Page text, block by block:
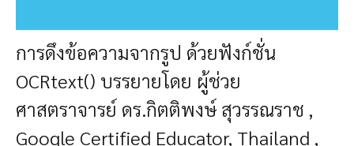
การดึงข้อความจากรูป ด้วยฟังก์ชั่น
OCRtext() บรรยายโดย ผู้ช่วย
ศาสตราจารย์ ดร.กิตติพงษ์ สุวรรณราช ,
Google Certified Educator, Thailand ,